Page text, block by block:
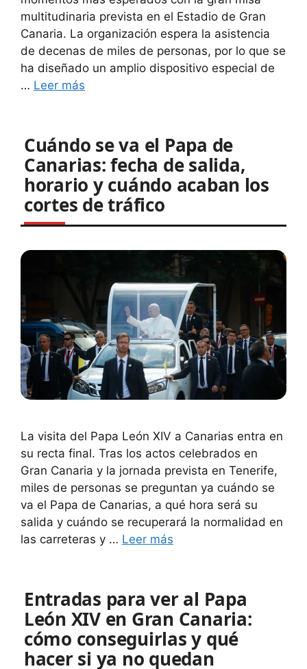
multitudinaria prevista en el Estadio de Gran
Canaria. La organización espera la asistencia
de decenas de miles de personas, por lo que se
ha diseñado un amplio dispositivo especial de
… Leer más
Cuándo se va el Papa de
Canarias: fecha de salida,
horario y cuándo acaban los
cortes de tráfico
La visita del Papa León XIV a Canarias entra en
su recta final. Tras los actos celebrados en
Gran Canaria y la jornada prevista en Tenerife,
miles de personas se preguntan ya cuándo se
va el Papa de Canarias, a qué hora será su
salida y cuándo se recuperará la normalidad en
las carreteras y … Leer más
Entradas para ver al Papa
León XIV en Gran Canaria:
cómo conseguirlas y qué
hacer si ya no quedan